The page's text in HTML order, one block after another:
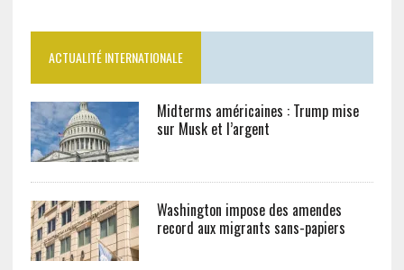
ACTUALITÉ INTERNATIONALE
Midterms américaines : Trump mise
sur Musk et l’argent
Washington impose des amendes
record aux migrants sans-papiers